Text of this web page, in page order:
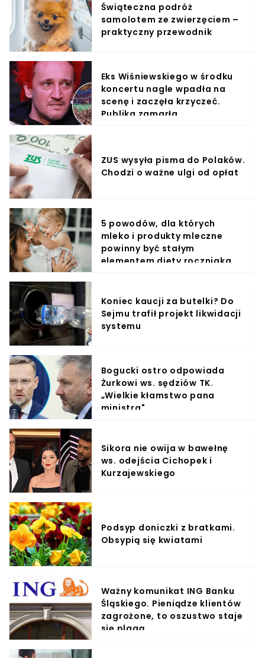
Świąteczna podróż
samolotem ze zwierzęciem –
praktyczny przewodnik
Eks Wiśniewskiego w środku
koncertu nagle wpadła na
scenę i zaczęła krzyczeć.
Publika zamarła
ZUS wysyła pisma do Polaków.
Chodzi o ważne ulgi od opłat
5 powodów, dla których
mleko i produkty mleczne
powinny być stałym
elementem diety roczniaka
Koniec kaucji za butelki? Do
Sejmu trafił projekt likwidacji
systemu
Bogucki ostro odpowiada
Żurkowi ws. sędziów TK.
„Wielkie kłamstwo pana
ministra"
Sikora nie owija w bawełnę
ws. odejścia Cichopek i
Kurzajewskiego
Podsyp doniczki z bratkami.
Obsypią się kwiatami
Ważny komunikat ING Banku
Śląskiego. Pieniądze klientów
zagrożone, to oszustwo staje
się plagą